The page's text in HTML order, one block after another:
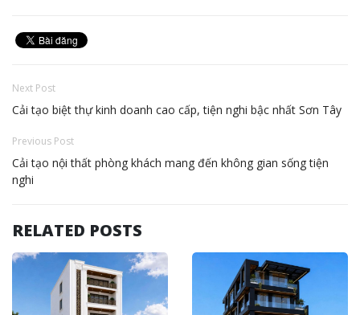
Next Post
Cải tạo biệt thự kinh doanh cao cấp, tiện nghi bậc nhất Sơn Tây
Previous Post
Cải tạo nội thất phòng khách mang đến không gian sống tiện
nghi
RELATED POSTS